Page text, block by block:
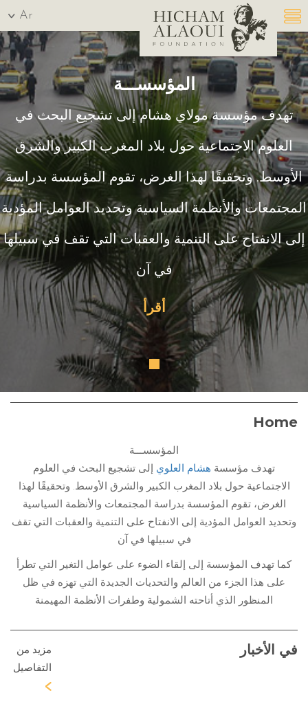
Ar
المؤسســـة
تهدف مؤسسة مولاي هشام إلى تشجيع البحث في
العلوم الاجتماعية حول بلاد المغرب الكبير والشرق
الأوسط. وتحقيقًا لهذا الغرض، تقوم المؤسسة بدراسة
المجتمعات والأنظمة السياسية وتحديد العوامل المؤدية
إلى الانفتاح على التنمية والعقبات التي تقف في سبيلها
في آن
أقرأ
Home
المؤسســـة
تهدف مؤسسة هشام العلوي إلى تشجيع البحث في العلوم
الاجتماعية حول بلاد المغرب الكبير والشرق الأوسط. وتحقيقًا لهذا
الغرض، تقوم المؤسسة بدراسة المجتمعات والأنظمة السياسية
وتحديد العوامل المؤدية إلى الانفتاح على التنمية والعقبات التي تقف
في سبيلها في آن
كما تهدف المؤسسة إلى إلقاء الضوء على عوامل التغير التي تطرأ
على هذا الجزء من العالم والتحديات الجديدة التي تهزه في ظل
المنظور الذي أتاحته الشمولية وطفرات الأنظمة المهيمنة
في الأخبار
مزيد من
التفاصيل